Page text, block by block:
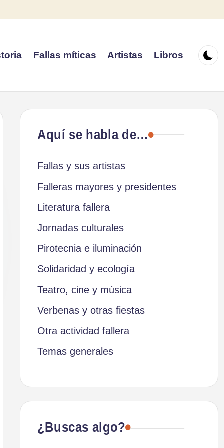
Fallas míticas Artistas Libros
Aquí se habla de…
Fallas y sus artistas
Falleras mayores y presidentes
Literatura fallera
Jornadas culturales
Pirotecnia e iluminación
Solidaridad y ecología
Teatro, cine y música
Verbenas y otras fiestas
Otra actividad fallera
Temas generales
¿Buscas algo?